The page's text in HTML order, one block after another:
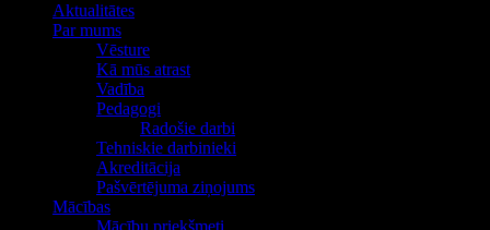
Aktualitātes
Par mums
Vēsture
Kā mūs atrast
Vadība
Pedagogi
Radošie darbi
Tehniskie darbinieki
Akreditācija
Pašvērtējuma ziņojums
Mācības
Mācību priekšmeti